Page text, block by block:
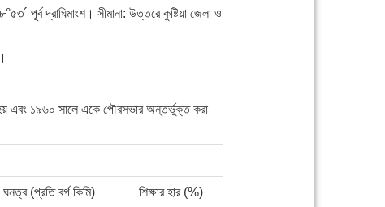
দ্রাঘিমাংশ। সীমানা: উত্তরে কুষ্টিয়া জেলা ও
এবং ১৯৬০ সালে একে পৌরসভার অন্তর্ভুক্ত করা
ঘনত্ব (প্রতি বর্গ কিমি) শিক্ষার হার (%)